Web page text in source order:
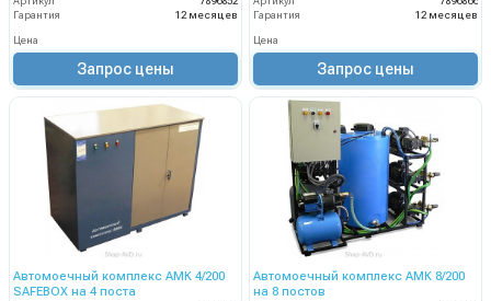
Гарантия
12 месяцев
Цена
Запрос цены
Гарантия
12 месяцев
Цена
Запрос цены
Автомоечный комплекс АМК 4/200
SAFEBOX на 4 поста
Автомоечный комплекс АМК 8/200
на 8 постов